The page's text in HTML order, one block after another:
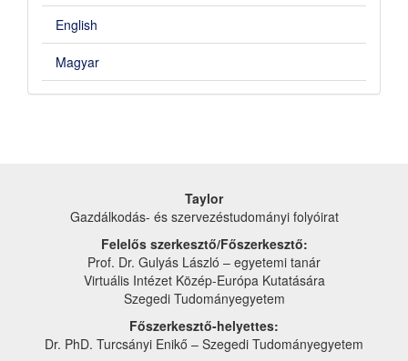
English
Magyar
Taylor
Gazdálkodás- és szervezéstudományi folyóirat
Felelős szerkesztő/Főszerkesztő:
Prof. Dr. Gulyás László – egyetemi tanár
Virtuális Intézet Közép-Európa Kutatására
Szegedi Tudományegyetem
Főszerkesztő-helyettes:
Dr. PhD. Turcsányi Enikő – Szegedi Tudományegyetem